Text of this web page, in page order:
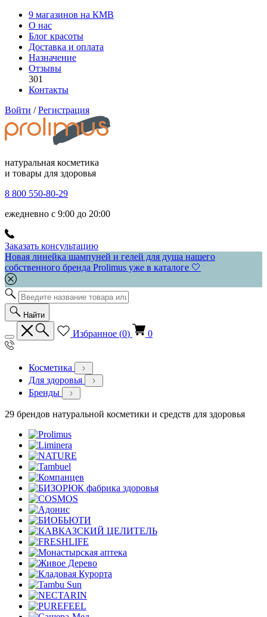
9 магазинов на КМВ
О нас
Блог красоты
Доставка и оплата
Назначение
Отзывы
301
Контакты
Войти / Регистрация
натуральная косметика
и товары для здоровья
8 800 550-80-29
ежедневно с 9:00 до 20:00
Заказать консультацию
Новая линейка шампуней и гелей для душа нашего
собственного бренда Prolimus уже в каталоге 🤍
Найти
Избранное (0) 0
Косметика
Для здоровья
Бренды
29 брендов натуральной косметики и средств для здоровья